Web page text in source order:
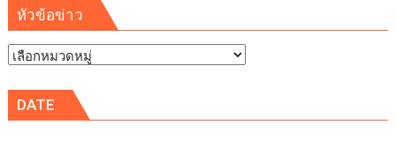
หัวข้อข่าว
หัวข้อ
DATE